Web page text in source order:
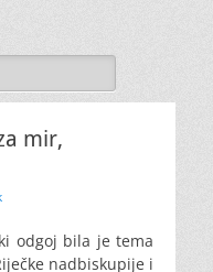
mir,
odgoj bila je tema
nadbiskupije i